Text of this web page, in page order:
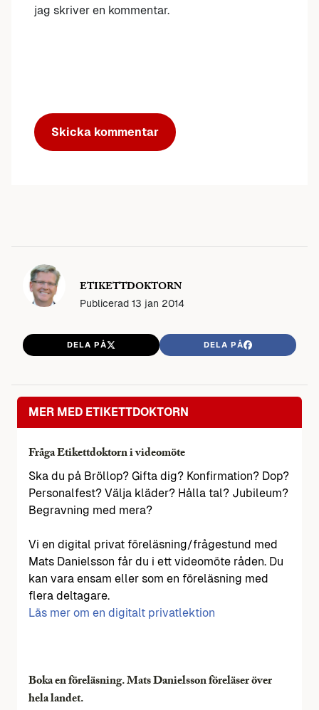
jag skriver en kommentar.
ETIKETTDOKTORN
Publicerad 13 jan 2014
DELA PÅ DELA PÅ
MER MED ETIKETTDOKTORN
Fråga Etikettdoktorn i videomöte
Ska du på Bröllop? Gifta dig? Konfirmation? Dop?
Personalfest? Välja kläder? Hålla tal? Jubileum?
Begravning med mera?
Vi en digital privat föreläsning/frågestund med
Mats Danielsson får du i ett videomöte råden. Du
kan vara ensam eller som en föreläsning med
flera deltagare.
Läs mer om en digitalt privatlektion
Boka en föreläsning. Mats Danielsson föreläser över
hela landet.